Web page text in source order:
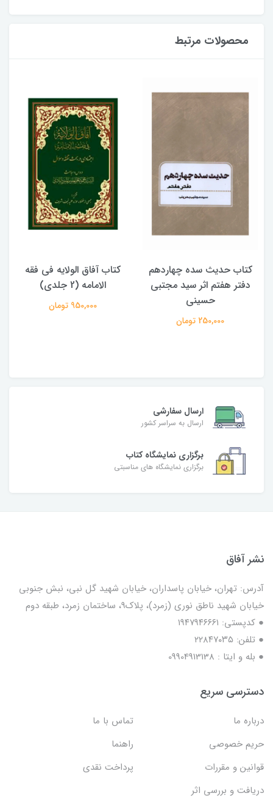
محصولات مرتبط
کتاب حدیث سده چهاردهم
دفتر هفتم اثر سید مجتبی
حسینی
250,000 تومان
کتاب آفاق الولایه فی فقه
الامامه (2 جلدی)
950,000 تومان
ارسال سفارشی
ارسال به سراسر کشور
برگزاری نمایشگاه کتاب
برگزاری نمایشگاه های مناسبتی
نشر آفاق
آدرس: تهران، خیابان پاسداران، خیابان شهید گل نبی، نبش جنوبی
خیابان شهید ناطق نوری (زمرد)، پلاک9، ساختمان زمرد، طبقه دوم
● کدپستی: ۱۹۴۷۹۴۶۶۶۱
● تلفن: ٢٢٨۴٧۰۳۵
● بله و ایتا : 09904913138
دسترسی سریع
درباره ما
تماس با ما
حریم خصوصی
راهنما
قوانین و مقررات
پرداخت نقدی
دریافت و بررسی اثر